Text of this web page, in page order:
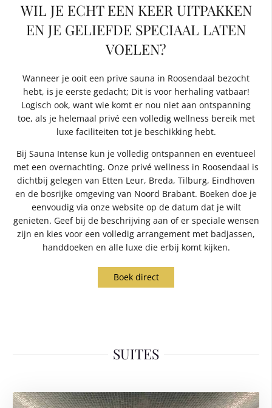
WIL JE ECHT EEN KEER UITPAKKEN
EN JE GELIEFDE SPECIAAL LATEN
VOELEN?
Wanneer je ooit een prive sauna in Roosendaal bezocht
hebt, is je eerste gedacht; Dit is voor herhaling vatbaar!
Logisch ook, want wie komt er nou niet aan ontspanning
toe, als je helemaal privé een volledig wellness bereik met
luxe faciliteiten tot je beschikking hebt.
Bij Sauna Intense kun je volledig ontspannen en eventueel
met een overnachting. Onze privé wellness in Roosendaal is
dichtbij gelegen van Etten Leur, Breda, Tilburg, Eindhoven
en de bosrijke omgeving van Noord Brabant. Boeken doe je
eenvoudig via onze website op de datum dat je wilt
genieten. Geef bij de beschrijving aan of er speciale wensen
zijn en kies voor een volledig arrangement met badjassen,
handdoeken en alle luxe die erbij komt kijken.
Boek direct
SUITES